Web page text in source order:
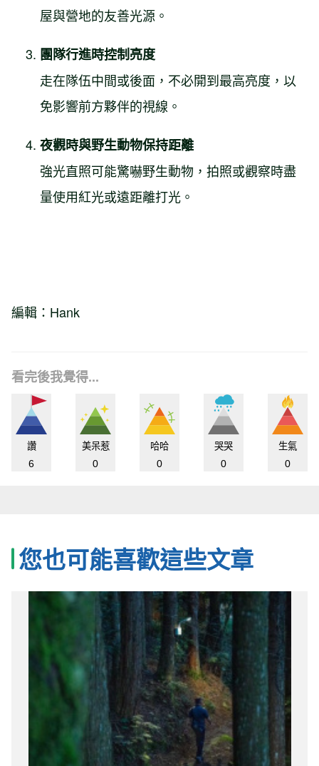
屋與營地的友善光源。
團隊行進時控制亮度
走在隊伍中間或後面，不必開到最高亮度，以
免影響前方夥伴的視線。
夜觀時與野生動物保持距離
強光直照可能驚嚇野生動物，拍照或觀察時盡
量使用紅光或遠距離打光。
編輯：Hank
看完後我覺得...
讚
6
美呆惹
0
哈哈
0
哭哭
0
生氣
0
您也可能喜歡這些文章